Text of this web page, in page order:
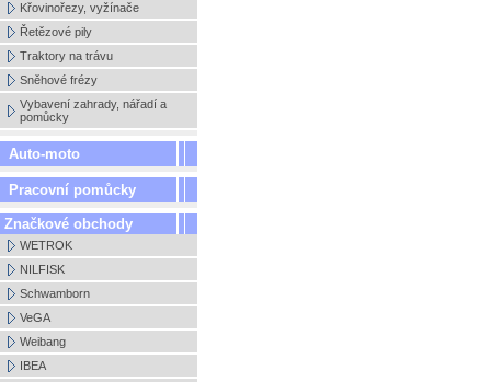
Křovinořezy, vyžínače
Řetězové pily
Traktory na trávu
Sněhové frézy
Vybavení zahrady, nářadí a
pomůcky
Auto-moto
Pracovní pomůcky
Značkové obchody
WETROK
NILFISK
Schwamborn
VeGA
Weibang
IBEA